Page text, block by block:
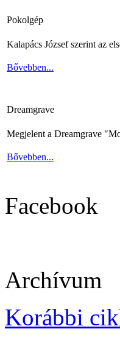
Pokolgép
Kalapács József szerint az
Bővebben...
Dreamgrave
Megjelent a Dreamgrave
Bővebben...
Facebook
Archívum
Korábbi